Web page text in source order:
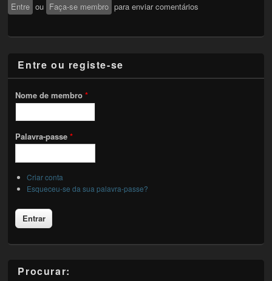
Entre ou Faça-se membro para enviar comentários
Entre ou registe-se
Nome de membro*
Palavra-passe*
Criar conta
Esqueceu-se da sua palavra-passe?
Procurar: